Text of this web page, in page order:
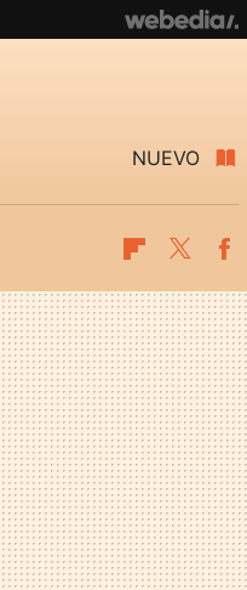
NUEVO
Flipboard
Twitter